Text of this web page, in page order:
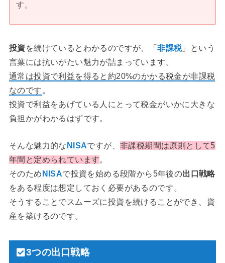
す。
投資を続けているとわかるのですが、「非課税」という
言葉には抗いがたい魅力が詰まっています。
通常は投資で利益を得ると約20%のかかる税金が非課税
なのです。
投資で利益をあげている人にとって税金がいかに大きな
負担かがわかるはずです。
そんな魅力的な NISAですが、 非課税期間は原則として5
年間と定められています。
そのため NISAで投資を始める段階から5年後の出口戦略
をある程度は想定しておく必要があるのです。
そうすることでスムーズに投資を続けることができ、資
産を築けるのです。
3つの出口戦略